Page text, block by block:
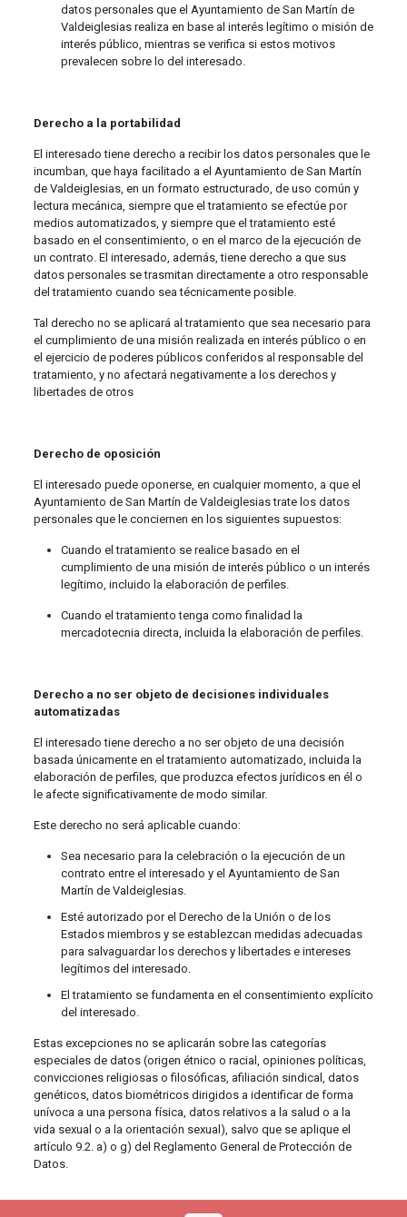
datos personales que el Ayuntamiento de San Martín de
Valdeiglesias realiza en base al interés legítimo o misión de
interés público, mientras se verifica si estos motivos
prevalecen sobre lo del interesado.
Derecho a la portabilidad
El interesado tiene derecho a recibir los datos personales que le
incumban, que haya facilitado a el Ayuntamiento de San Martín
de Valdeiglesias, en un formato estructurado, de uso común y
lectura mecánica, siempre que el tratamiento se efectúe por
medios automatizados, y siempre que el tratamiento esté
basado en el consentimiento, o en el marco de la ejecución de
un contrato. El interesado, además, tiene derecho a que sus
datos personales se trasmitan directamente a otro responsable
del tratamiento cuando sea técnicamente posible.
Tal derecho no se aplicará al tratamiento que sea necesario para
el cumplimiento de una misión realizada en interés público o en
el ejercicio de poderes públicos conferidos al responsable del
tratamiento, y no afectará negativamente a los derechos y
libertades de otros
Derecho de oposición
El interesado puede oponerse, en cualquier momento, a que el
Ayuntamiento de San Martín de Valdeiglesias trate los datos
personales que le conciernen en los siguientes supuestos:
Cuando el tratamiento se realice basado en el
cumplimiento de una misión de interés público o un interés
legítimo, incluido la elaboración de perfiles.
Cuando el tratamiento tenga como finalidad la
mercadotecnia directa, incluida la elaboración de perfiles.
Derecho a no ser objeto de decisiones individuales
automatizadas
El interesado tiene derecho a no ser objeto de una decisión
basada únicamente en el tratamiento automatizado, incluida la
elaboración de perfiles, que produzca efectos jurídicos en él o
le afecte significativamente de modo similar.
Este derecho no será aplicable cuando:
Sea necesario para la celebración o la ejecución de un
contrato entre el interesado y el Ayuntamiento de San
Martín de Valdeiglesias.
Esté autorizado por el Derecho de la Unión o de los
Estados miembros y se establezcan medidas adecuadas
para salvaguardar los derechos y libertades e intereses
legítimos del interesado.
El tratamiento se fundamenta en el consentimiento explícito
del interesado.
Estas excepciones no se aplicarán sobre las categorías
especiales de datos (origen étnico o racial, opiniones políticas,
convicciones religiosas o filosóficas, afiliación sindical, datos
genéticos, datos biométricos dirigidos a identificar de forma
unívoca a una persona física, datos relativos a la salud o a la
vida sexual o a la orientación sexual), salvo que se aplique el
artículo 9.2. a) o g) del Reglamento General de Protección de
Datos.